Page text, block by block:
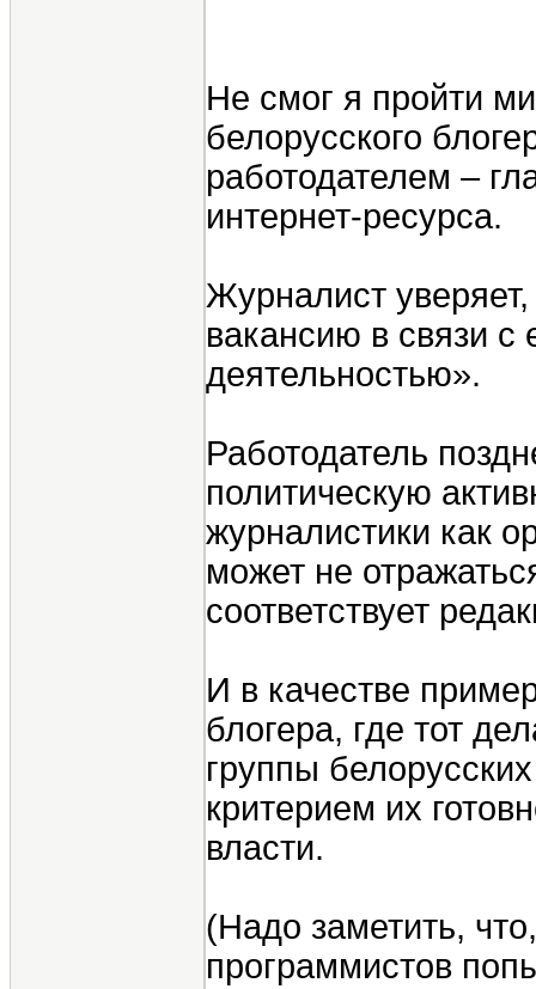
Не смог я пройти
белорусского
работодателем –
интернет-ресурса.
Журналист
вакансию в связи с
деятельностью».
Работодатель
политическую
журналистики как
может не
соответствует
И в качестве
блогера, где тот
группы
критерием их
власти.
(Надо заметить,
программистов